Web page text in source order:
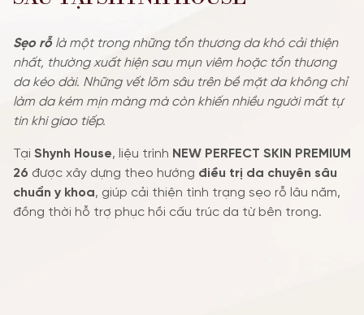
TẮM TRẮNG
GIẢM BÉO
TƯ VẤN
TIN TỨC SỰ KIỆN
ƯU ĐÃI
Sẹo rỗ là một trong những tổn thương da khó cải thiện
nhất, thường xuất hiện sau mụn viêm hoặc tổn thương
da kéo dài. Những vết lõm sâu trên bề mặt da không chỉ
làm da kém mịn màng mà còn khiến nhiều người mất tự
tin khi giao tiếp.
Tại Shynh House, liệu trình NEW PERFECT SKIN PREMIUM
26 được xây dựng theo hướng điều trị da chuyên sâu
chuẩn y khoa, giúp cải thiện tình trạng sẹo rỗ lâu năm,
đồng thời hỗ trợ phục hồi cấu trúc da từ bên trong.